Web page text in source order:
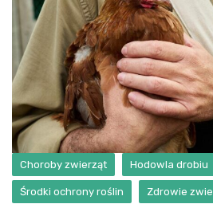
Choroby zwierząt Hodowla drobiu
Środki ochrony roślin Zdrowie